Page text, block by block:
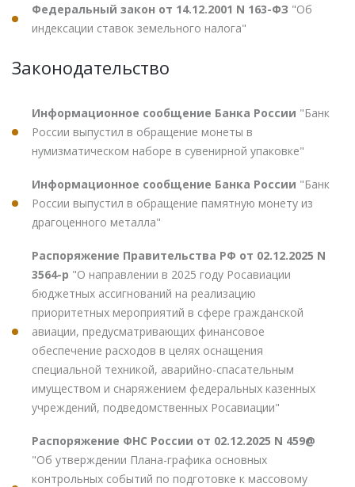
Федеральный закон от 14.12.2001 N 163-ФЗ "Об
индексации ставок земельного налога"
Законодательство
Информационное сообщение Банка России "Банк
России выпустил в обращение монеты в
нумизматическом наборе в сувенирной упаковке"
Информационное сообщение Банка России "Банк
России выпустил в обращение памятную монету из
драгоценного металла"
Распоряжение Правительства РФ от 02.12.2025 N
3564-р "О направлении в 2025 году Росавиации
бюджетных ассигнований на реализацию
приоритетных мероприятий в сфере гражданской
авиации, предусматривающих финансовое
обеспечение расходов в целях оснащения
специальной техникой, аварийно-спасательным
имуществом и снаряжением федеральных казенных
учреждений, подведомственных Росавиации"
Распоряжение ФНС России от 02.12.2025 N 459@
"Об утверждении Плана-графика основных
контрольных событий по подготовке к массовому